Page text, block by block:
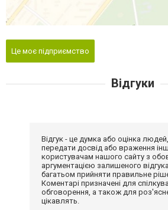
Це моє підприємство
Відгуки
Відгук - це думка або оцінка
передати досвід або враження
користувачам нашого сайту з
аргументацією залишеного
багатьом прийняти правильне
Коментарі призначені для
обговорення, а також для
цікавлять.